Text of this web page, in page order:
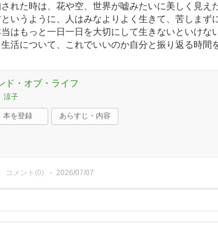
された時は、花や空、世界が嘘みたいに美しく見え
いうように、人はみなよりよく生きて、苦しまず
はもっと一日一日を大切にして生きないといけな
活について、これでいいのか自分と振り返る時間
ド・オブ・ライフ
涼子
本を登録 あらすじ・内容
コメント(0) 2026/07/07